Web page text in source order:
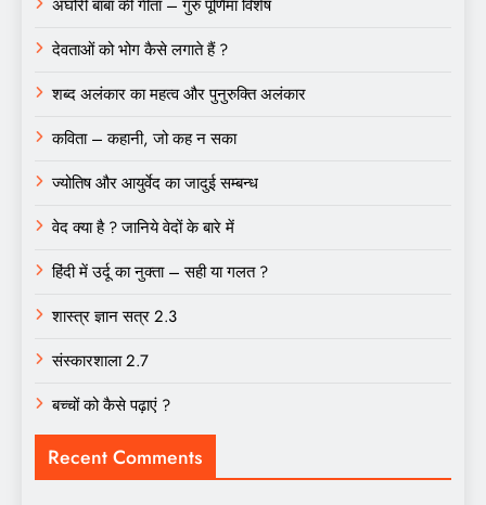
अघोरी बाबा की गीता – गुरु पूर्णिमा विशेष
देवताओं को भोग कैसे लगाते हैं ?
शब्द अलंकार का महत्व और पुनुरुक्ति अलंकार
कविता – कहानी, जो कह न सका
ज्योतिष और आयुर्वेद का जादुई सम्बन्ध
वेद क्या है ? जानिये वेदों के बारे में
हिंदी में उर्दू का नुक्ता – सही या गलत ?
शास्त्र ज्ञान सत्र 2.3
संस्कारशाला 2.7
बच्चों को कैसे पढ़ाएं ?
Recent Comments